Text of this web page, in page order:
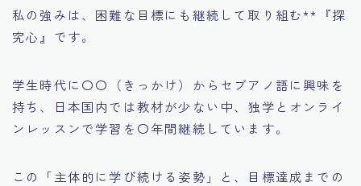
私の強みは、困難な目標にも継続して取り組む**『探
究心』です。
学生時代に〇〇（きっかけ）からセブアノ語に興味を
持ち、日本国内では教材が少ない中、独学とオンライ
ンレッスンで学習を〇年間継続しています。
この「主体的に学び続ける姿勢」と、目標達成までの